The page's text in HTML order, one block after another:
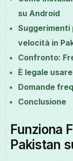
su Android
Suggerimenti
velocità in
Confronto:
È legale
Domande
Conclusione
Funziona
Pakistan